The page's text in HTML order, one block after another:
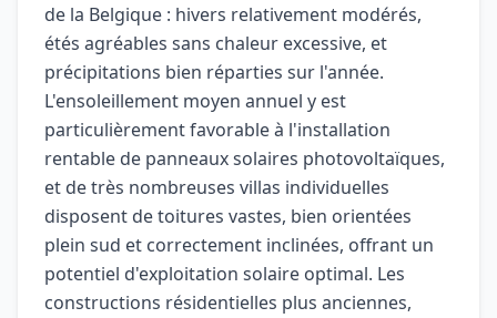
de la Belgique : hivers relativement modérés,
étés agréables sans chaleur excessive, et
précipitations bien réparties sur l'année.
L'ensoleillement moyen annuel y est
particulièrement favorable à l'installation
rentable de panneaux solaires photovoltaïques,
et de très nombreuses villas individuelles
disposent de toitures vastes, bien orientées
plein sud et correctement inclinées, offrant un
potentiel d'exploitation solaire optimal. Les
constructions résidentielles plus anciennes,